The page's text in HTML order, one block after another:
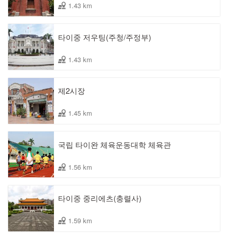
1.43 km
타이중 저우팅(주청/주정부)
1.43 km
제2시장
1.45 km
국립 타이완 체육운동대학 체육관
1.56 km
타이중 중리에츠(충렬사)
1.59 km